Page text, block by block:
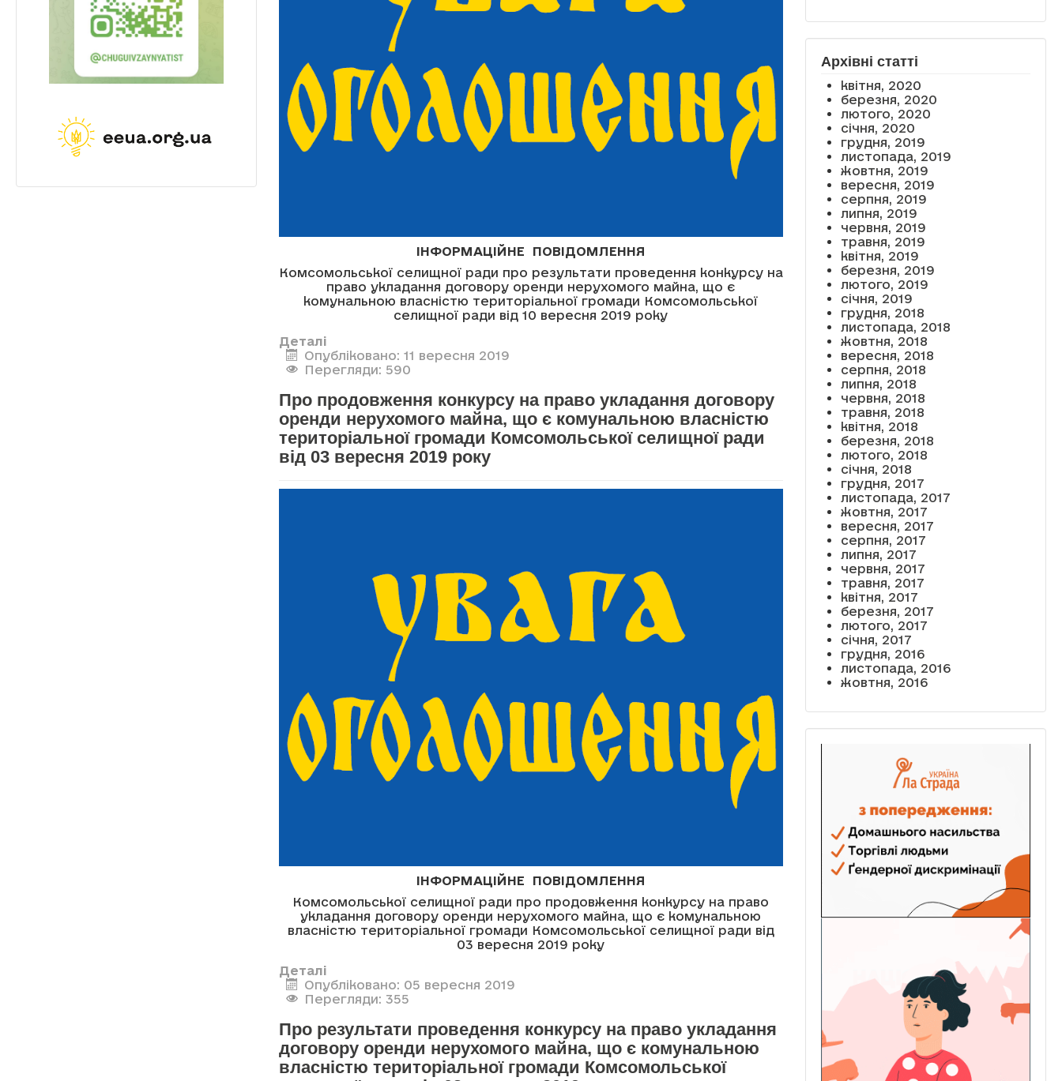
ІНФОРМАЦІЙНЕ ПОВІДОМЛЕННЯ
Комсомольської селищної ради про результати проведення конкурсу на
право укладання договору оренди нерухомого майна, що є
комунальною власністю територіальної громади Комсомольської
селищної ради від 10 вересня 2019 року
Деталі
Опубліковано: 11 вересня 2019
Перегляди: 590
Про продовження конкурсу на право укладання договору
оренди нерухомого майна, що є комунальною власністю
територіальної громади Комсомольської селищної ради
від 03 вересня 2019 року
ІНФОРМАЦІЙНЕ ПОВІДОМЛЕННЯ
Комсомольської селищної ради про продовження конкурсу на право
укладання договору оренди нерухомого майна, що є комунальною
власністю територіальної громади Комсомольської селищної ради від
03 вересня 2019 року
Деталі
Опубліковано: 05 вересня 2019
Перегляди: 355
Про результати проведення конкурсу на право укладання
договору оренди нерухомого майна, що є комунальною
власністю територіальної громади Комсомольської
Архівні статті
квітня, 2020
березня, 2020
лютого, 2020
січня, 2020
грудня, 2019
листопада, 2019
жовтня, 2019
вересня, 2019
серпня, 2019
липня, 2019
червня, 2019
травня, 2019
квітня, 2019
березня, 2019
лютого, 2019
січня, 2019
грудня, 2018
листопада, 2018
жовтня, 2018
вересня, 2018
серпня, 2018
липня, 2018
червня, 2018
травня, 2018
квітня, 2018
березня, 2018
лютого, 2018
січня, 2018
грудня, 2017
листопада, 2017
жовтня, 2017
вересня, 2017
серпня, 2017
липня, 2017
червня, 2017
травня, 2017
квітня, 2017
березня, 2017
лютого, 2017
січня, 2017
грудня, 2016
листопада, 2016
жовтня, 2016